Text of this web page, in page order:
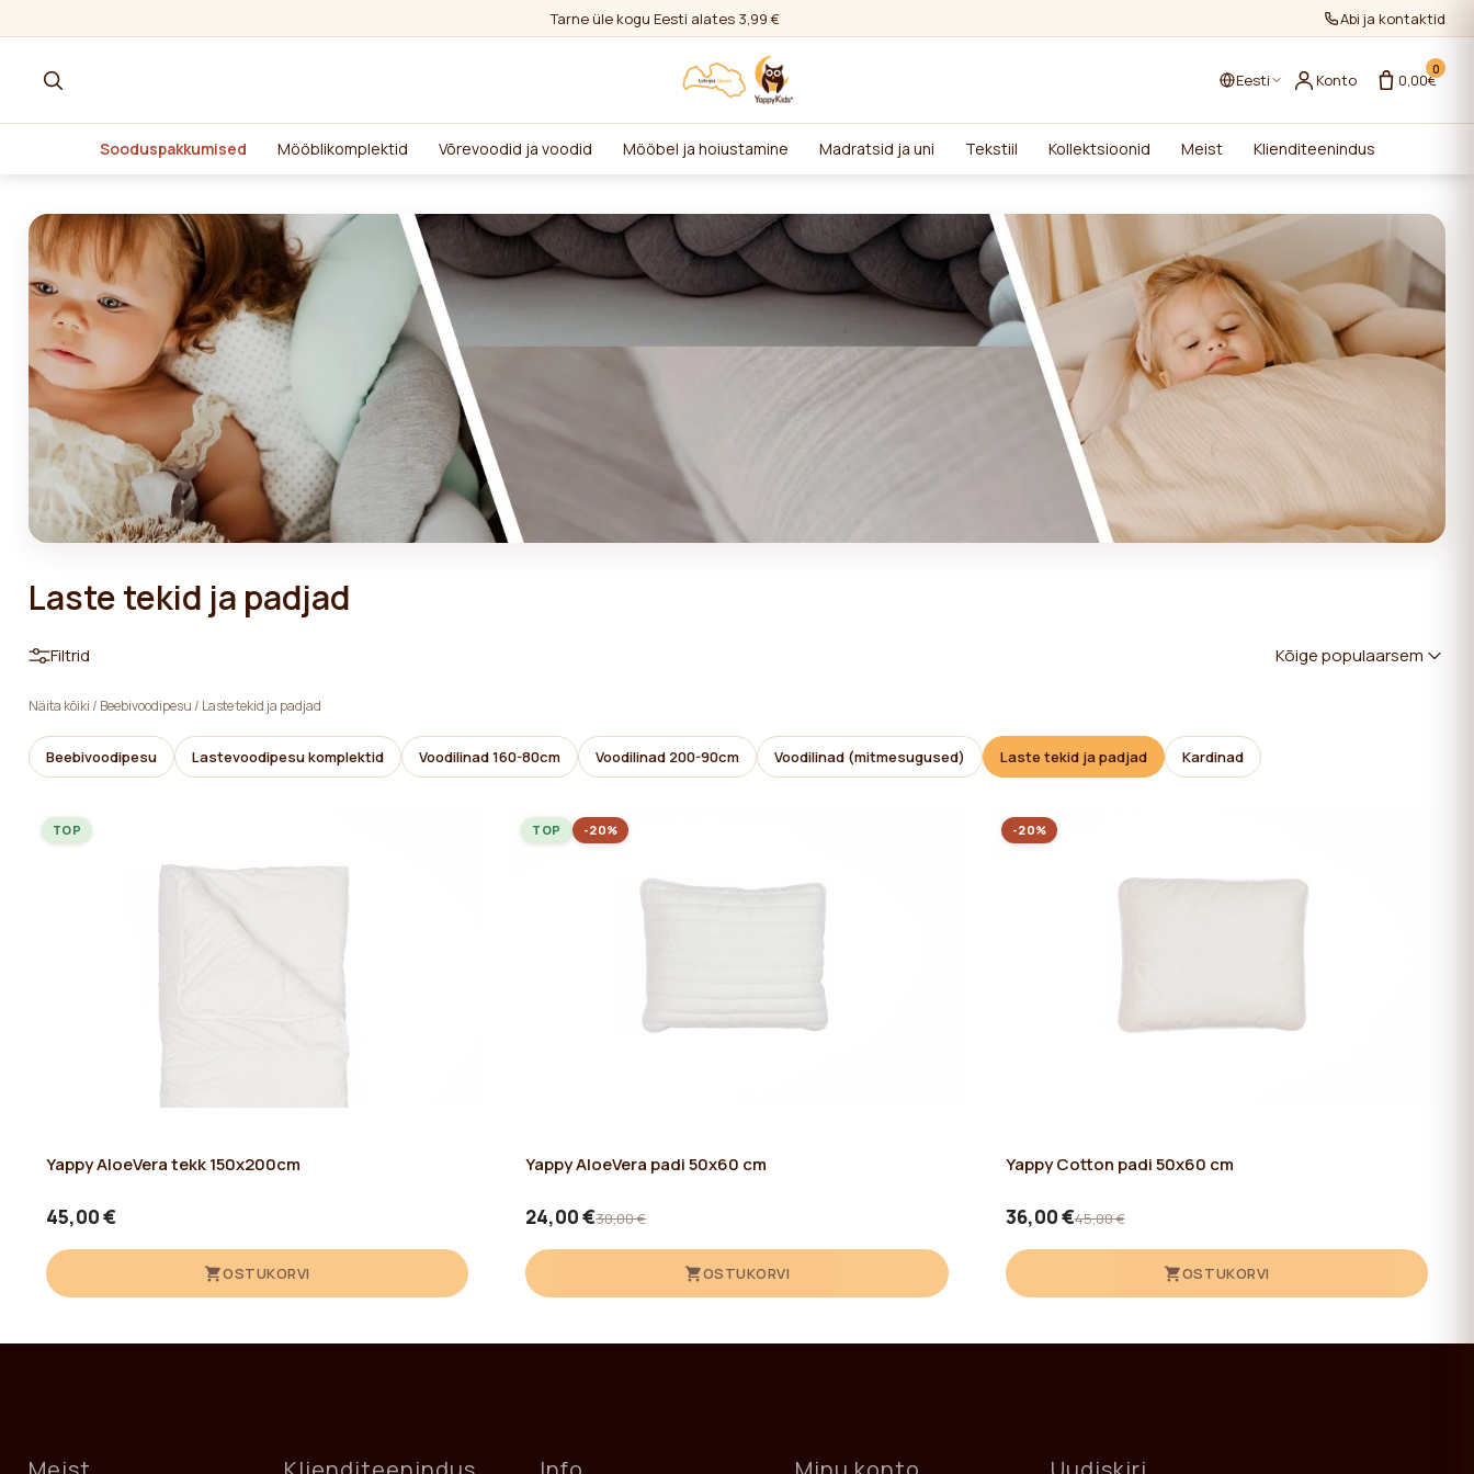
Tarne üle kogu Eesti alates 3,99 € Abi ja kontaktid
Eesti Konto
0
0,00€
Sooduspakkumised Mööblikomplektid Võrevoodid ja voodid Mööbel ja hoiustamine Madratsid ja uni Tekstiil Kollektsioonid Meist Klienditeenindus
Laste tekid ja padjad
Filtrid Kõige populaarsem
Näita kõiki/ Beebivoodipesu/ Laste tekid ja padjad
Beebivoodipesu Lastevoodipesu komplektid Voodilinad 160-80cm Voodilinad 200-90cm Voodilinad (mitmesugused) Laste tekid ja padjad Kardinad
Yappy AloeVera tekk 150x200cm
45,00 €
OSTUKORVI
TOP
Yappy AloeVera padi 50x60 cm
24,00 €30,00 €
OSTUKORVI
TOP -20%
Yappy Cotton padi 50x60 cm
36,00 €45,00 €
OSTUKORVI
-20%